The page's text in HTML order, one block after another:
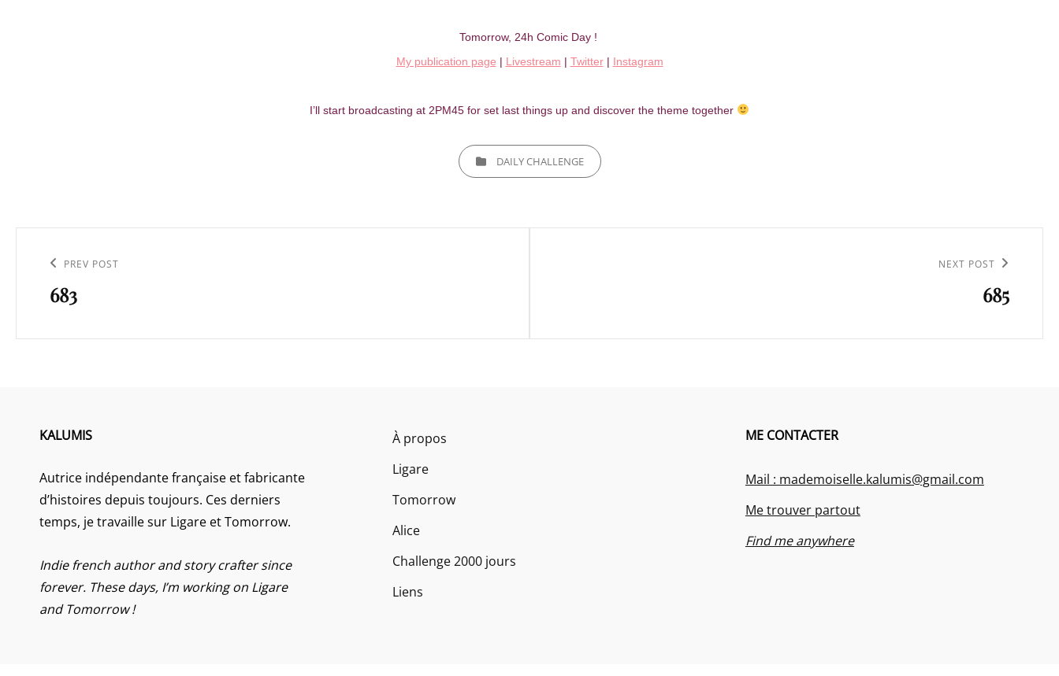
Tomorrow, 24h Comic Day !
My publication page | Livestream | Twitter| Instagram
I’ll start broadcasting at 2PM45 for set last things up and discover the theme together
CATEGORIESDAILY CHALLENGE
l’article
Previous
Post
PREV POST
683
NEXT POST
685
KALUMIS
Autrice indépendante française et fabricante
d’histoires depuis toujours. Ces derniers
temps, je travaille sur Ligare et Tomorrow.
Indie french author and story crafter since
forever. These days, I’m working on Ligare
and Tomorrow !
À propos
Ligare
Tomorrow
Alice
Challenge 2000 jours
Liens
ME CONTACTER
Mail : mademoiselle.kalumis@gmail.com
Me trouver partout
Find me anywhere